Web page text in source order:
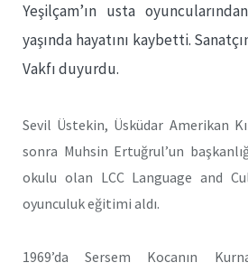
Yeşilçam’ın usta
yaşında hayatını kaybetti.
Vakfı duyurdu.
Sevil Üstekin, Üsküdar Amerikan
sonra Muhsin Ertuğrul’un
okulu olan LCC Language and
oyunculuk eğitimi aldı.
1969’da Sersem Kocanın